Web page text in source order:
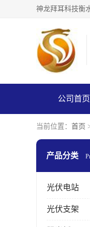
公司首页
当前位置： 首页
产品分类
光伏电站
光伏支架